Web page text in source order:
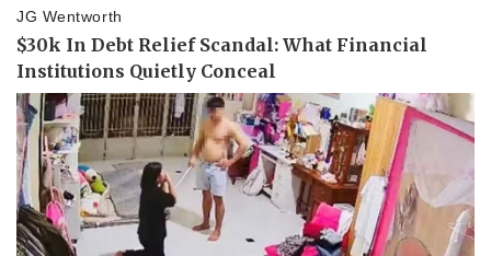
Kinh tế
Bất động sản
Khởi nghiệp
Thị trường
Giá vàng
Tiêu dùng
Tỷ giá
Chứng khoán
Giá cà phê